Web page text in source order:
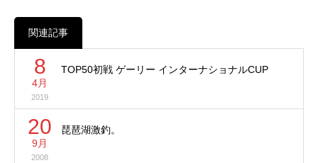
関連記事
8
4月
2019
TOP50初戦 ゲーリー インターナショナルCUP
20
9月
2008
琵琶湖激釣。